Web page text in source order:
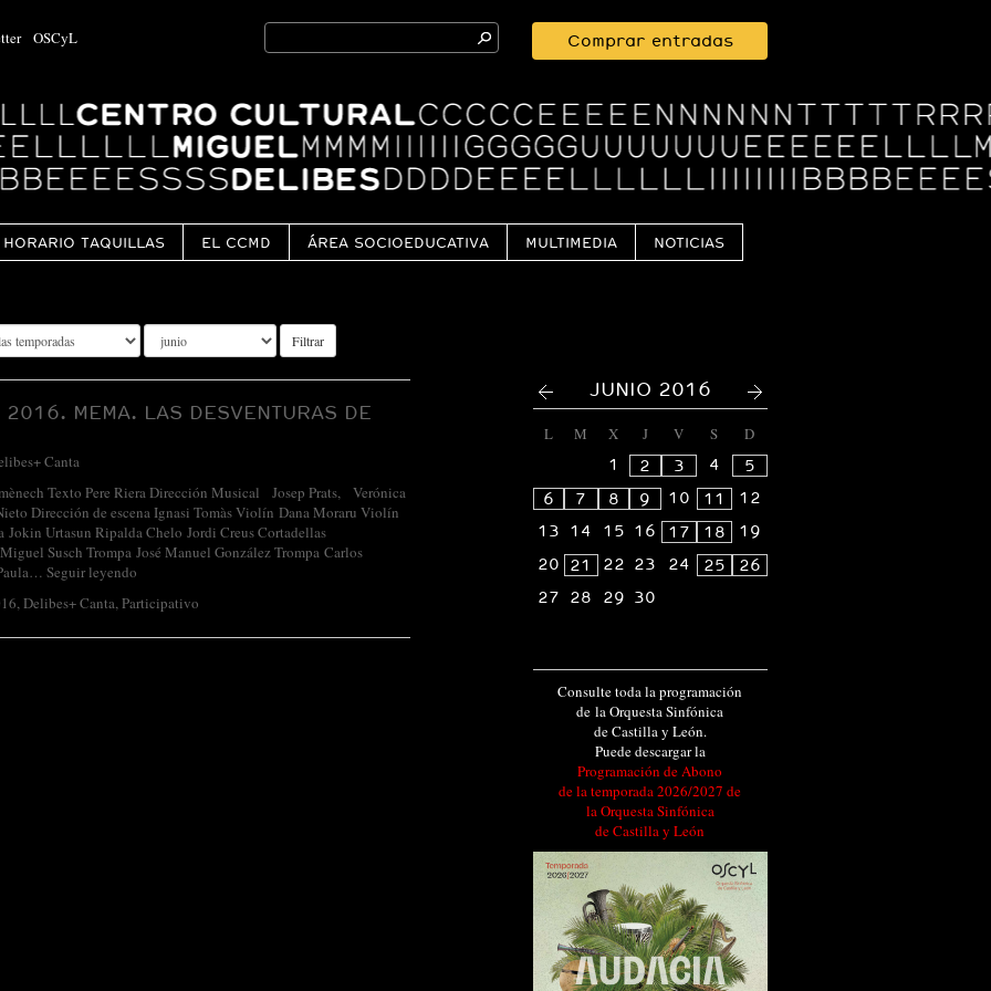
OSCyL
Search
for:
Comprar entradas
HORARIO TAQUILLAS EL CCMD ÁREA SOCIOEDUCATIVA MULTIMEDIA NOTICIAS
Filtrar
2016. MEMA. LAS DESVENTURAS DE
Canta
Texto Pere Riera Dirección Musical Josep Prats, Verónica
Dirección de escena Ignasi Tomàs Violín Dana Moraru Violín
Jokin Urtasun Ripalda Chelo Jordi Creus Cortadellas
Susch Trompa José Manuel González Trompa Carlos
Seguir leyendo
,Delibes+ Canta,Participativo
JUNIO 2016
L M X J V S
D
1
2 3 4
5
6
7 8 9 10 11
12
13
14 15 16 17 18
19
20
21 22 23 24 25
26
27
28 29 30
Consulte toda la programación
de la Orquesta Sinfónica
de Castilla y León.
Puede descargar la
Programación de Abono
de la temporada 2026/2027 de
la Orquesta Sinfónica
de Castilla y León